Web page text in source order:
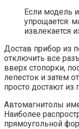
Если модель
упрощается:
извлекается
Достав прибор из
отключить все
вверх стопорки,
лепесток и затем
просто достают из
Автомагнитолы
Наиболее
прямоугольной